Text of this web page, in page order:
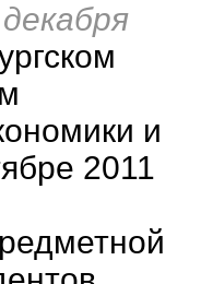
и
2011